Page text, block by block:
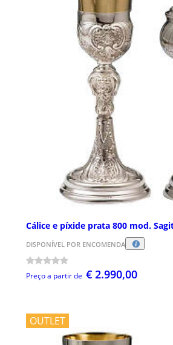
Cálice e píxide prata 800 mod.
DISPONÍVEL POR ENCOMENDA
Preço a partir de € 2.990,00
OUTLET